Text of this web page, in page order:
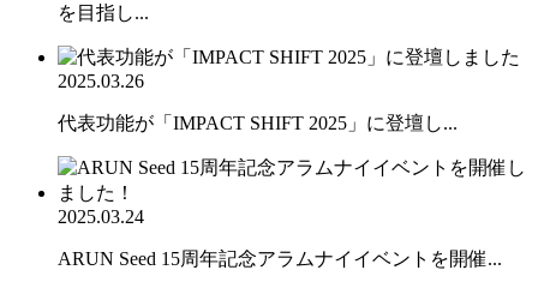
を目指し...
2025.03.26
代表功能が「IMPACT SHIFT 2025」に登壇し...
2025.03.24
ARUN Seed 15周年記念アラムナイイベントを開催...